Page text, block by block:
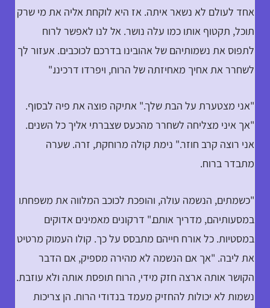
אחד לעולם לא נשאר איתה. אז היא לוקחת אליה את מי שרק
תוכל, תקטוף אותו כמו עלה נושר. אל לנו לאפשר לרוח
לתפוס את נשמותיהם של אהובינו בדרכם לכוכבים. אעזור לך
לשחרר את אחיך מאחיזתה של הרוח, ויפרדו דרכינו."
"אני מצטערת על הבת שלך." אתיקה פוצה את פיה לבסוף.
"אך איני מצליחה לשחרר מהכעס שצברתי אליך כל השנים.
אני רוצה קרב חוזר." נימת קולה מרוחקת, זרה. שערה
מתבדר ברוח.
"כשמתים, הנשמה עולה, והופכת לכוכב המלווה את משפחתו
במסעותיהם, מדריך אותם." דרקונים מאמינים אדוקים
במסטיות. כל אורח חייהם מתבסס על כך. קולו העמוק מרטיט
את ליבה. "אך אם הנשמה לא מהירה מספיק, אם הדבר
הקושר אותה ארצה חזק מידי, הרוח תופסת אותה ולא עוזבת.
נשמות לא יכולות להחזיק מעמד בנדודי הרוח. הן צריכות